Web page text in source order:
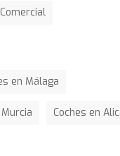
en Málaga
Coches en